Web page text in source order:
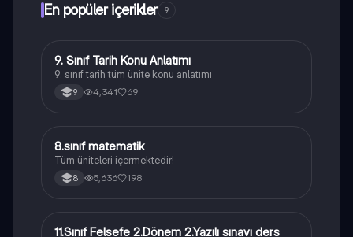
En popüler içerikler 9
Tarih
9. Sınıf Tarih Konu Anlatımı
9. sınıf tarih tüm ünite konu anlatımı
9 4,341 69
8Matematik
8.sınıf matematik
Tüm üniteleri içermektedir!
8 5,636 198
Felsefe
11.Sınıf Felsefe 2.Dönem 2.Yazılı sınavı ders